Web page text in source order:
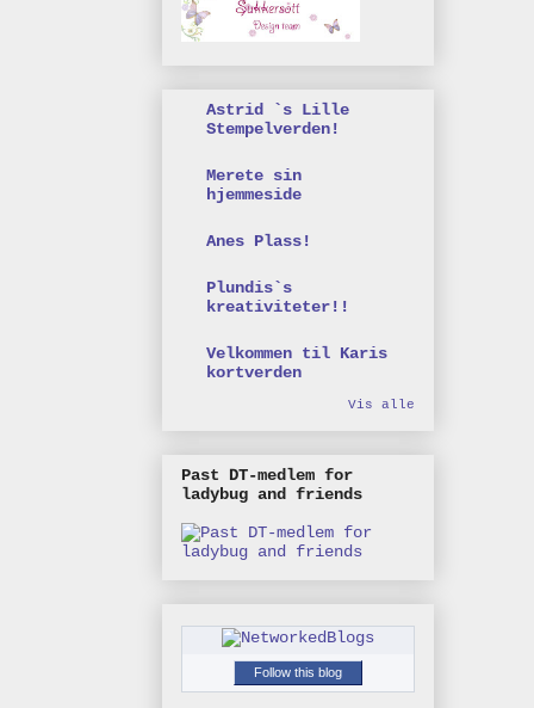
Astrid `s Lille
Stempelverden!
Merete sin
hjemmeside
Anes Plass!
Plundis`s
kreativiteter!!
Velkommen til Karis
kortverden
Vis alle
Past DT-medlem for
ladybug and friends
Follow this blog